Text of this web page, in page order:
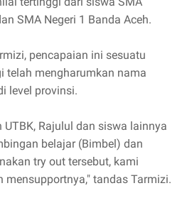
SMA Negeri 1 Banda Aceh.
pencapaian ini sesuatu
telah mengharumkan nama
level provinsi.
Rajulul dan siswa lainnya
belajar (Bimbel) dan
try out tersebut, kami
mensupportnya," tandas Tarmizi.